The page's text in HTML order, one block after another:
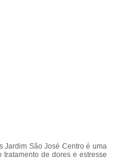
Jardim São José Centro é uma
de dores e estresse